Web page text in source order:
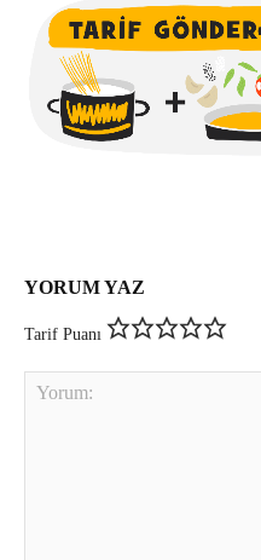
YORUM YAZ
Tarif Puanı